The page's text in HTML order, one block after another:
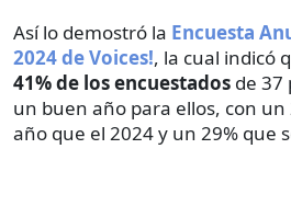
Así lo demostró la Encuesta
2024 de Voices!, la cual indicó
41% de los encuestados de 37
un buen año para ellos, con
año que el 2024 y un 29% que